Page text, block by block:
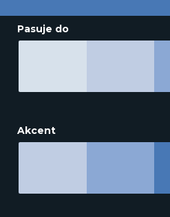
Pasuje do
Akcent